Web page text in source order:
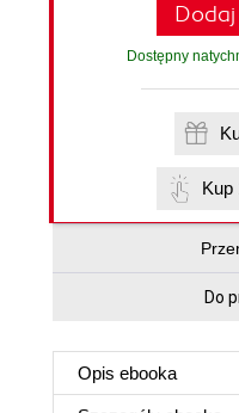
Dostępny
Kup
Do
Opis ebooka